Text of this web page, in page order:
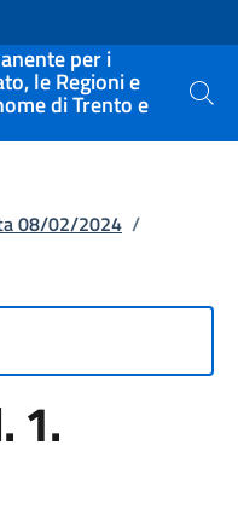
per i
le Regioni e
di Trento e Cerca
08/02/2024 /
1.